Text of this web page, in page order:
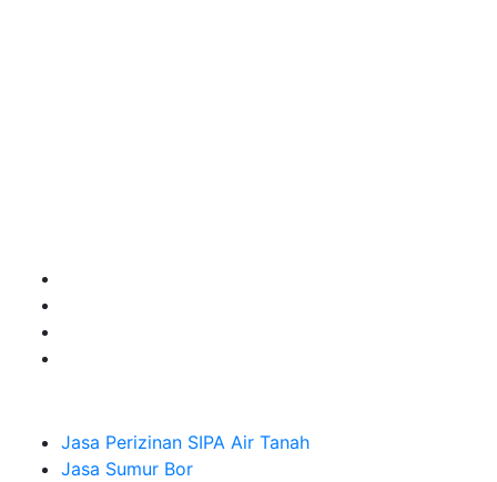
Jasa Perizinan SIPA Air Tanah
Jasa Sumur Bor